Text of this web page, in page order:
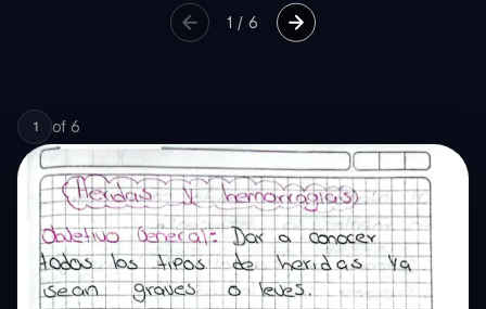
1 /6
1 of 6